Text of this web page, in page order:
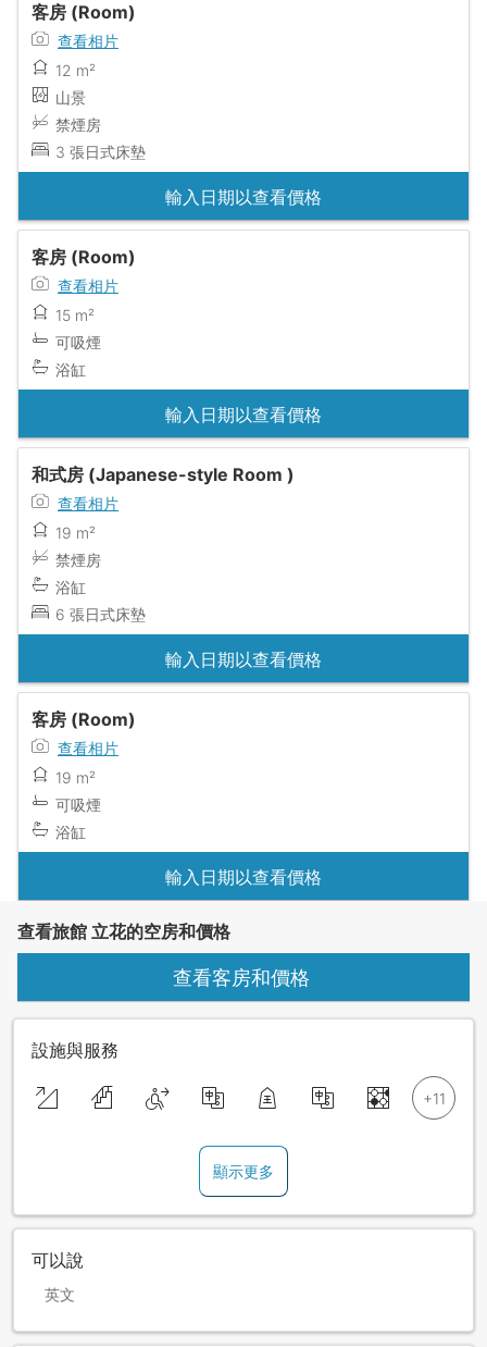
客房 (Room)
查看相片
12 m²
山景
禁煙房
3 張日式床墊
輸入日期以查看價格
客房 (Room)
查看相片
15 m²
可吸煙
浴缸
輸入日期以查看價格
和式房 (Japanese-style Room )
查看相片
19 m²
禁煙房
浴缸
6 張日式床墊
輸入日期以查看價格
客房 (Room)
查看相片
19 m²
可吸煙
浴缸
輸入日期以查看價格
查看旅館 立花的空房和價格
查看客房和價格
設施與服務
顯示更多
可以說
英文